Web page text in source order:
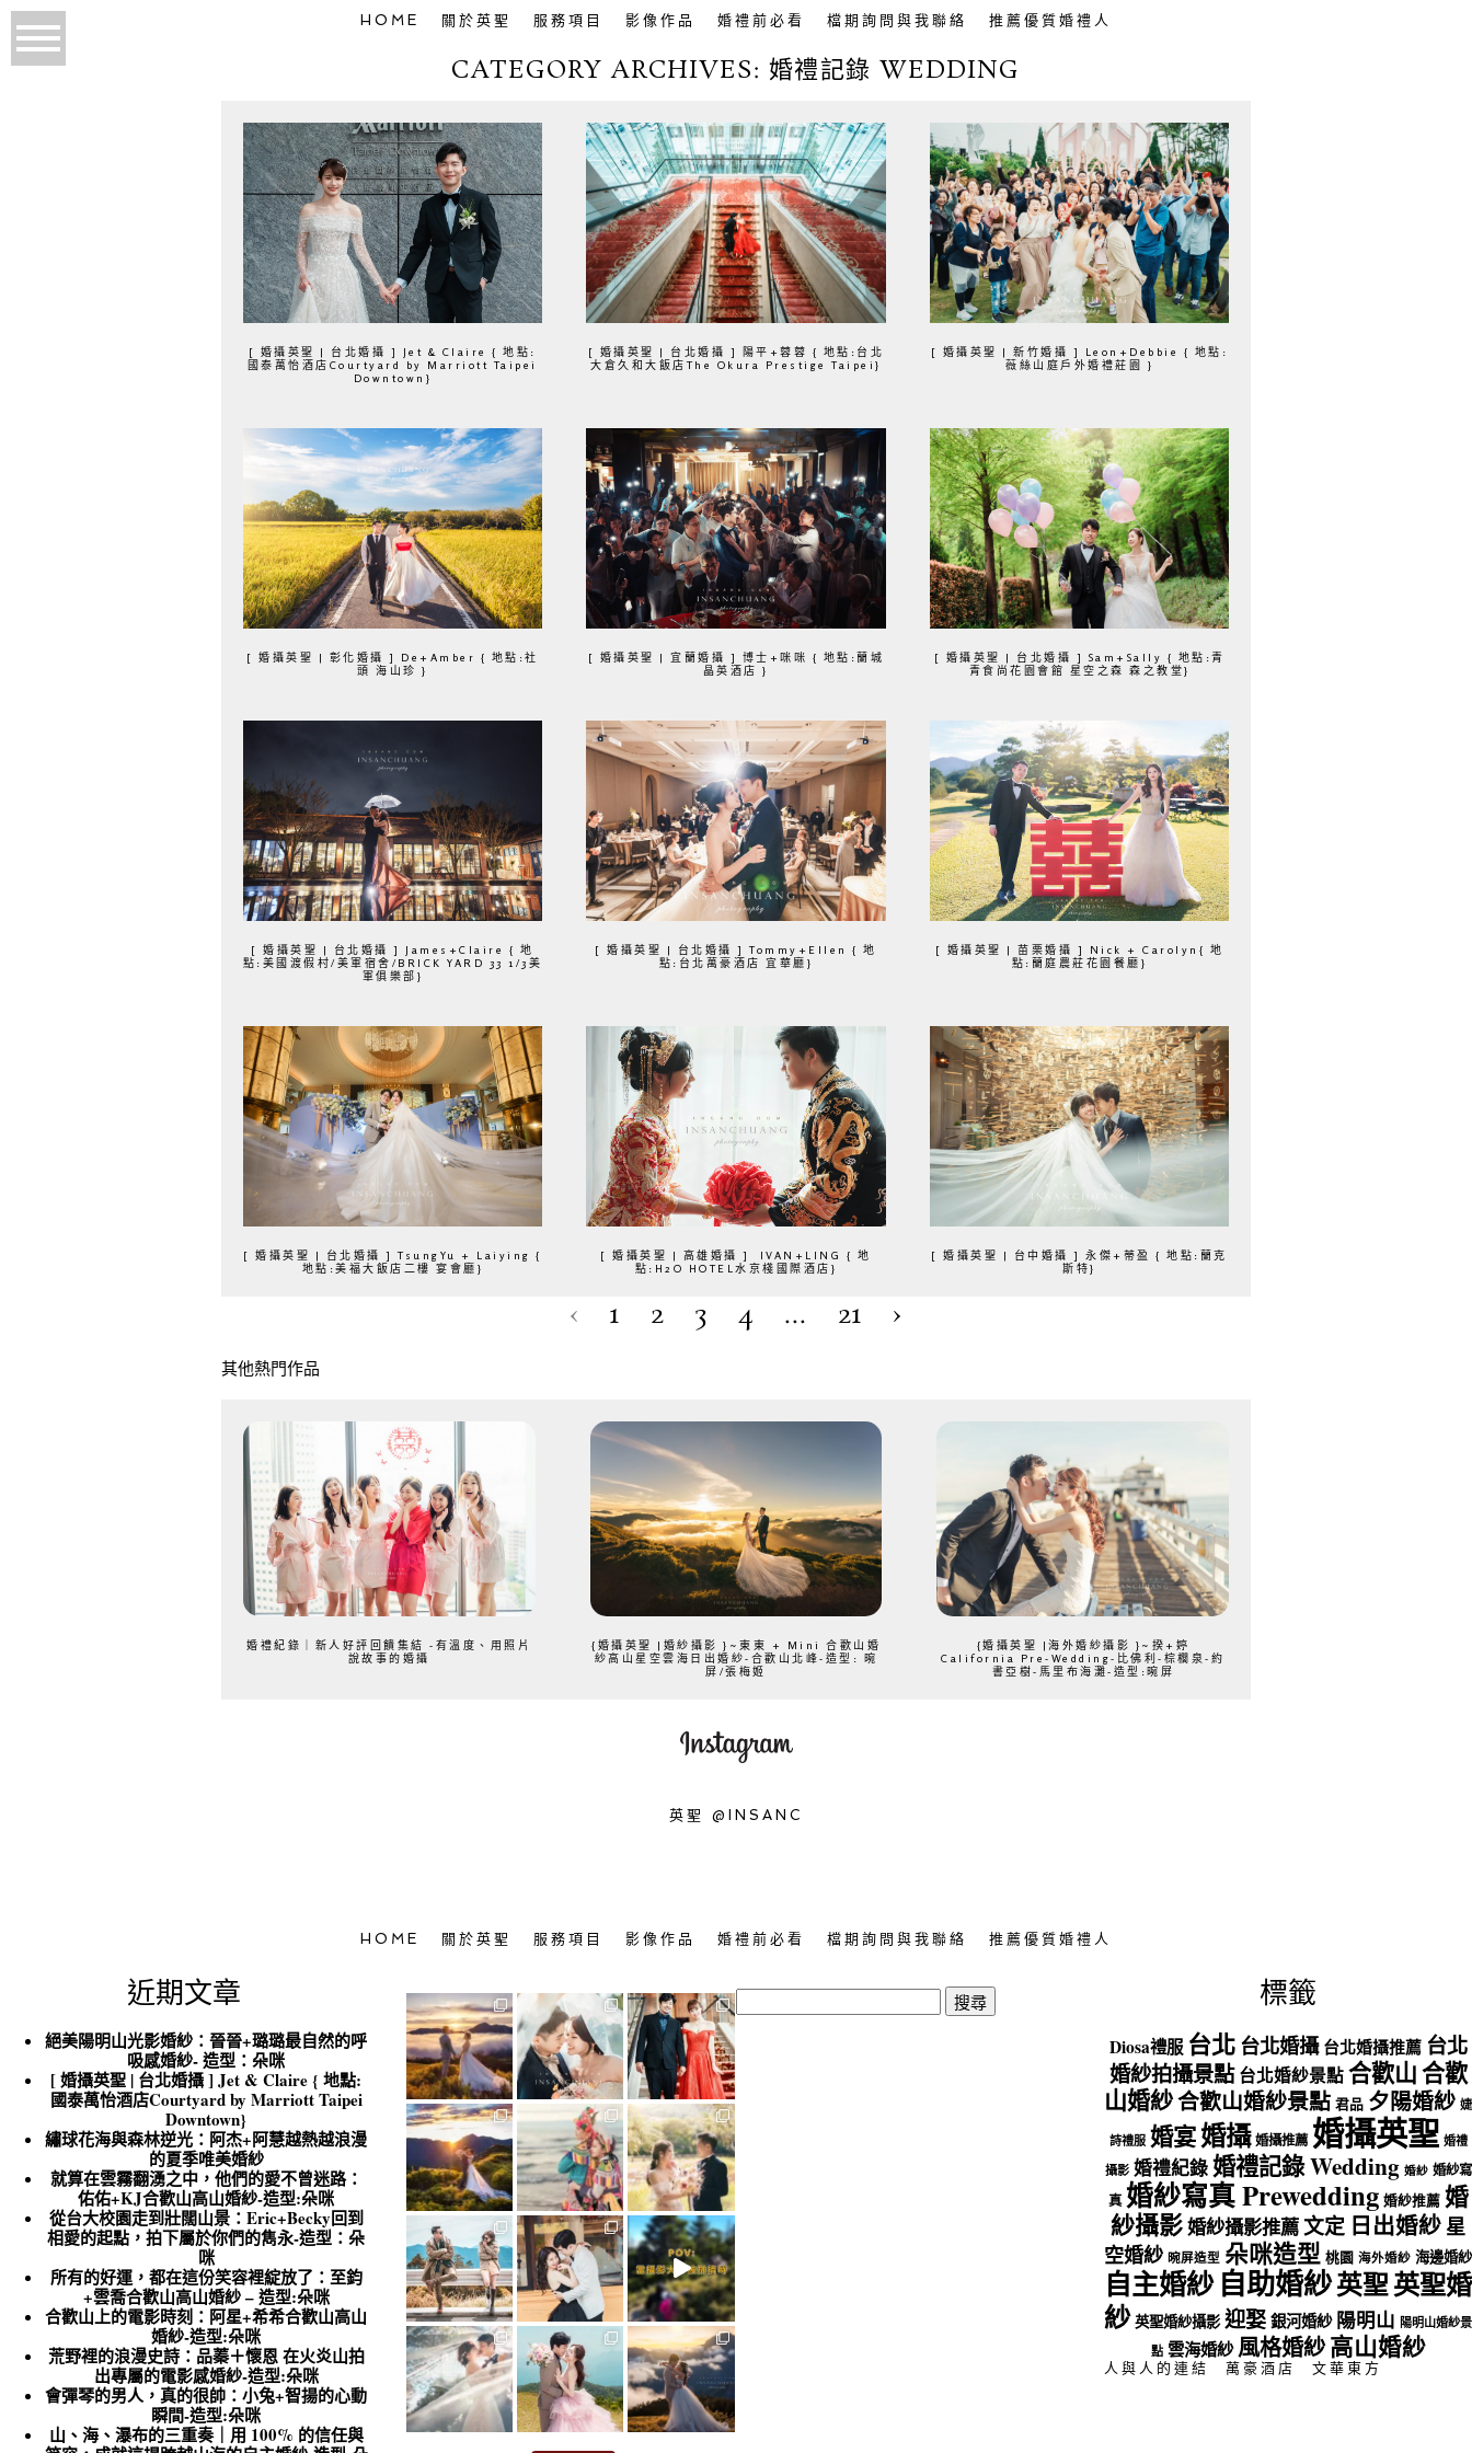
HOME 關於英聖 服務項目 影像作品 婚禮前必看 檔期詢問與我聯絡 推薦優質婚禮人
CATEGORY ARCHIVES:婚禮記錄 WEDDING
[ 婚攝英聖 | 台北婚攝 ] Jet & Claire { 地點:
國泰萬怡酒店Courtyard by Marriott Taipei
Downtown}
[ 婚攝英聖 | 台北婚攝 ] 陽平+蓉蓉 { 地點:台北
大倉久和大飯店The Okura Prestige Taipei}
[ 婚攝英聖 | 新竹婚攝 ] Leon+Debbie { 地點:
薇絲山庭戶外婚禮莊園 }
[ 婚攝英聖 | 彰化婚攝 ] De+Amber { 地點:社
頭 海山珍 }
[ 婚攝英聖 | 宜蘭婚攝 ] 博士+咪咪 { 地點:蘭城
晶英酒店 }
[ 婚攝英聖 | 台北婚攝 ] Sam+Sally { 地點:青
青食尚花園會館 星空之森 森之教堂}
[ 婚攝英聖 | 台北婚攝 ] James+Claire { 地
點:美國渡假村/美軍宿舍/BRICK YARD 33 1/3美
軍俱樂部}
[ 婚攝英聖 | 台北婚攝 ] Tommy+Ellen { 地
點:台北萬豪酒店 宜華廳}
[ 婚攝英聖 | 苗栗婚攝 ] Nick + Carolyn{ 地
點:蘭庭農莊花園餐廳}
[ 婚攝英聖 | 台北婚攝 ] TsungYu + Laiying {
地點:美福大飯店二樓 宴會廳}
[ 婚攝英聖 | 高雄婚攝 ] IVAN+LING { 地
點:H2O HOTEL水京棧國際酒店}
[ 婚攝英聖 | 台中婚攝 ] 永傑+蒂盈 { 地點:蘭克
斯特}
‹ 1 2 3 4 ... 21 ›
其他熱門作品
婚禮紀錄｜新人好評回饋集結 -有溫度、用照片
說故事的婚攝
{婚攝英聖 |婚紗攝影 }~東東 + Mini 合歡山婚
紗高山星空雲海日出婚紗-合歡山北峰-造型: 晼
屏/張梅姬
{婚攝英聖 |海外婚紗攝影 }~揆+婷
California Pre-Wedding-比佛利-棕櫚泉-約
書亞樹-馬里布海灘-造型:晼屏
英聖 @INSANC
HOME 關於英聖 服務項目 影像作品 婚禮前必看 檔期詢問與我聯絡 推薦優質婚禮人
近期文章
絕美陽明山光影婚紗：晉晉+璐璐最自然的呼
吸感婚紗- 造型：朵咪
[ 婚攝英聖 | 台北婚攝 ] Jet & Claire { 地點:
國泰萬怡酒店Courtyard by Marriott Taipei
Downtown}
繡球花海與森林逆光：阿杰+阿慧越熱越浪漫
的夏季唯美婚紗
就算在雲霧翻湧之中，他們的愛不曾迷路：
佑佑+KJ合歡山高山婚紗-造型:朵咪
從台大校園走到壯闊山景：Eric+Becky回到
相愛的起點，拍下屬於你們的雋永-造型：朵
咪
所有的好運，都在這份笑容裡綻放了：至鈞
+雲喬合歡山高山婚紗 – 造型:朵咪
合歡山上的電影時刻：阿星+希希合歡山高山
婚紗-造型:朵咪
荒野裡的浪漫史詩：品蓁＋懷恩 在火炎山拍
出專屬的電影感婚紗-造型:朵咪
會彈琴的男人，真的很帥：小兔+智揚的心動
瞬間-造型:朵咪
山、海、瀑布的三重奏｜用 100% 的信任與
搜
尋
標籤
Diosa禮服 台北 台北婚攝 台北婚攝推薦 台北
婚紗拍攝景點 台北婚紗景點 合歡山合歡
山婚紗合歡山婚紗景點 君品 夕陽婚紗 婕
詩禮服 婚宴婚攝 婚攝推薦 婚攝英聖 婚禮
攝影 婚禮紀錄婚禮記錄 Wedding 婚紗 婚紗寫
真 婚紗寫真 Prewedding 婚紗推薦 婚
紗攝影婚紗攝影推薦文定 日出婚紗星
空婚紗 晼屏造型 朵咪造型 桃園 海外婚紗 海邊婚紗
自主婚紗 自助婚紗英聖英聖婚
紗 英聖婚紗攝影 迎娶銀河婚紗 陽明山 陽明山婚紗景
點 雲海婚紗 風格婚紗高山婚紗
人與人的連結 萬豪酒店 文華東方